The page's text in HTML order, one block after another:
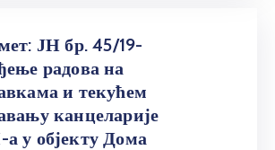
ЈН бр. 45/19-
радова на
и текућем
канцеларије
у објекту Дома